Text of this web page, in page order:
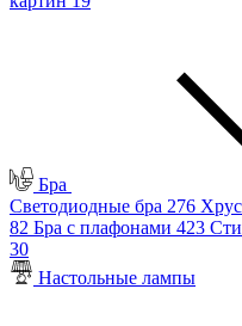
Бра
Светодиодные бра 276
82 Бра с плафонами 423
30
Настольные лампы